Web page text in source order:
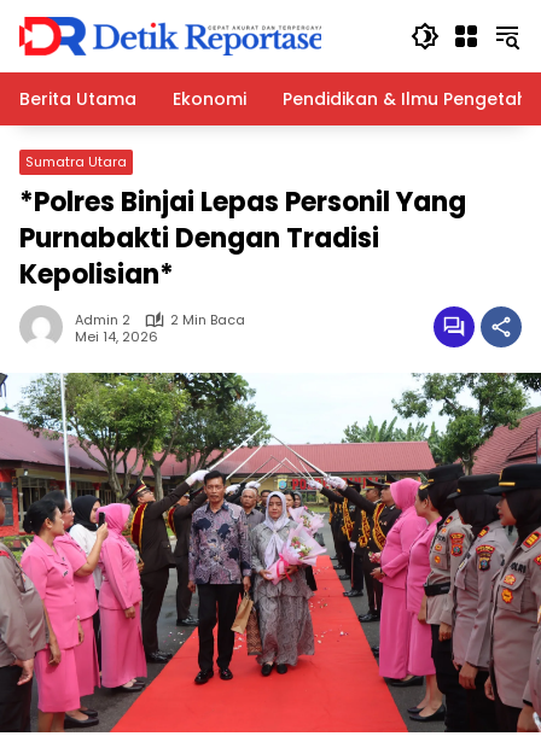
Langsung
konten
Berita Utama
Ekonomi Pendidikan & Ilmu
Sumatra Utara
*Polres Binjai Lepas Personil Yang
Purnabakti Dengan Tradisi
Kepolisian*
Admin 2
2 Min Baca
Mei 14, 2026